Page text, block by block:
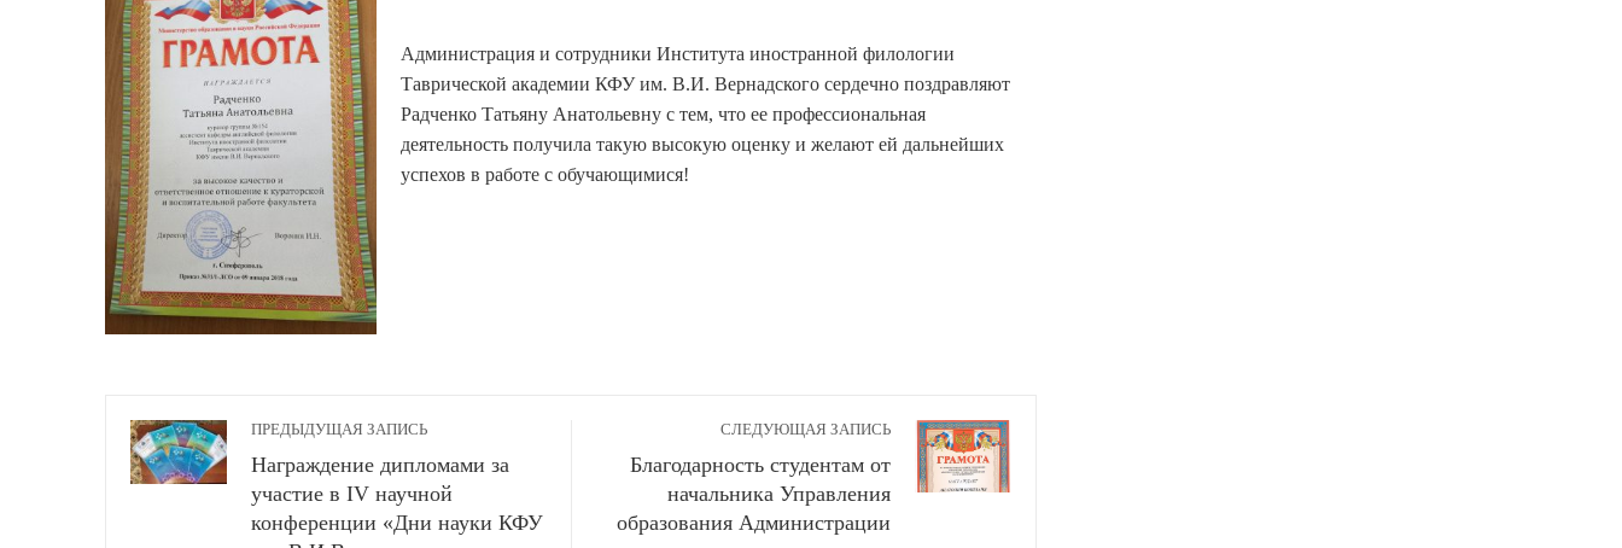
Администрация и сотрудники Института иностранной филологии
Таврической академии КФУ им. В.И. Вернадского сердечно поздравляют
Радченко Татьяну Анатольевну с тем, что ее профессиональная
деятельность получила такую высокую оценку и желают ей дальнейших
успехов в работе с обучающимися!
ПРЕДЫДУЩАЯ ЗАПИСЬ
Награждение дипломами за
участие в IV научной
конференции «Дни науки КФУ
СЛЕДУЮЩАЯ ЗАПИСЬ
Благодарность студентам от
начальника Управления
образования Администрации